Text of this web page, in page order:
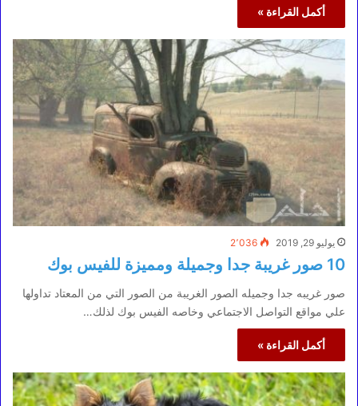
أكمل القراءة »
يوليو 29, 2019 2٬036
10 صور غريبة جدا وجميلة ومميزة للفيس بوك
صور غريبه جدا وجميله الصور الغريبة من الصور التي من المعتاد تداولها
علي مواقع التواصل الاجتماعي وخاصه الفيس بوك لذلك…
أكمل القراءة »